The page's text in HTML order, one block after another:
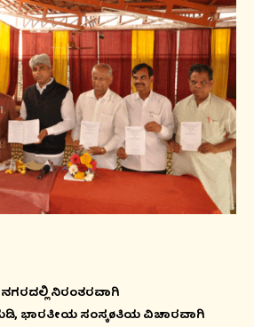
ನಿರಂತರವಾಗಿ
ಭಾರತೀಯ ಸಂಸ್ಕøತಿಯ ವಿಚಾರವಾಗಿ